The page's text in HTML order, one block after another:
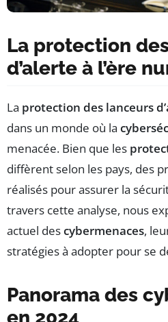
La protection
d’alerte à l’ère
La protection des lanceurs
dans un monde où la
menacée. Bien que les
diffèrent selon les pays, des
réalisés pour assurer la
travers cette analyse, nous
actuel descybermenaces,
stratégies à adopter pour se
Panorama des